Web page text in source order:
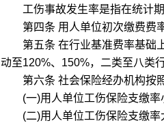
工伤事故发生率是指在统计期
第四条 用人单位初次缴费费率
第五条 在行业基准费率基础上
动至120%、150%，二类至八类
第六条 社会保险经办机构按照
(一)用人单位工伤保险支缴率
(二)用人单位工伤保险支缴率